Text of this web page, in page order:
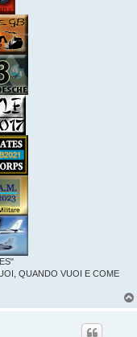
QUANDO VUOI E COME